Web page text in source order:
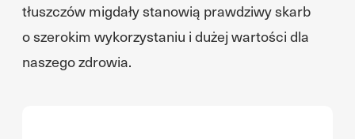
tłuszczów migdały stanowią prawdziwy skarb
o szerokim wykorzystaniu i dużej wartości dla
naszego zdrowia.